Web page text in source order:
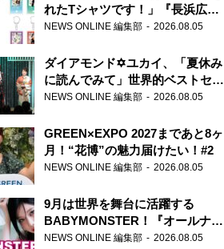
れたTシャツです！」『長浜広奈
天下無双』初の番組グッズ発売
NEWS ONLINE 編集部 2026.08.05
ダイアモンド✡ユカイ、「夏休み
に読んでみて」世界的ベストセラ
ー『アナスタシア』を紹介
NEWS ONLINE 編集部 2026.08.05
GREEN×EXPO 2027まであと8ヶ
月！“花博”の魅力届けたい！#2
NEWS ONLINE 編集部 2026.08.05
9月は世界を舞台に活躍する
BABYMONSTER！『オールナイ
トニッポンPODCAST』月替わり
NEWS ONLINE 編集部 2026.08.05